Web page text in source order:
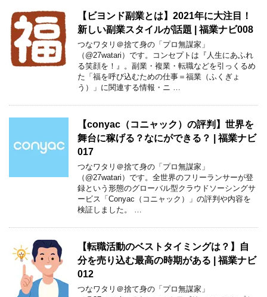
【ビヨンド副業とは】2021年に大注目！
新しい副業スタイルが話題 | 福業ナビ008
つなワタリ＠捨て身の「プロ無謀家」
（@27watari）です。コンセプトは『人生にあふれ
る笑顔を！』。副業・複業・転職などを引っくるめ
た「福を呼び込むための仕事＝福業（ふくぎょ
う）」に関連する情報・ニ …
【conyac（コニャック）の評判】世界を
舞台に稼げる？なにができる？ | 福業ナビ
017
つなワタリ＠捨て身の「プロ無謀家」
（@27watari）です。全世界のフリーランサーが登
録という形態のグローバル型クラウドソーシングサ
ービス「Conyac（コニャック）」の評判や内容を
検証しました。 …
【転職活動のベストタイミングは？】自
分を売り込む最高の時期がある | 福業ナビ
012
つなワタリ＠捨て身の「プロ無謀家」